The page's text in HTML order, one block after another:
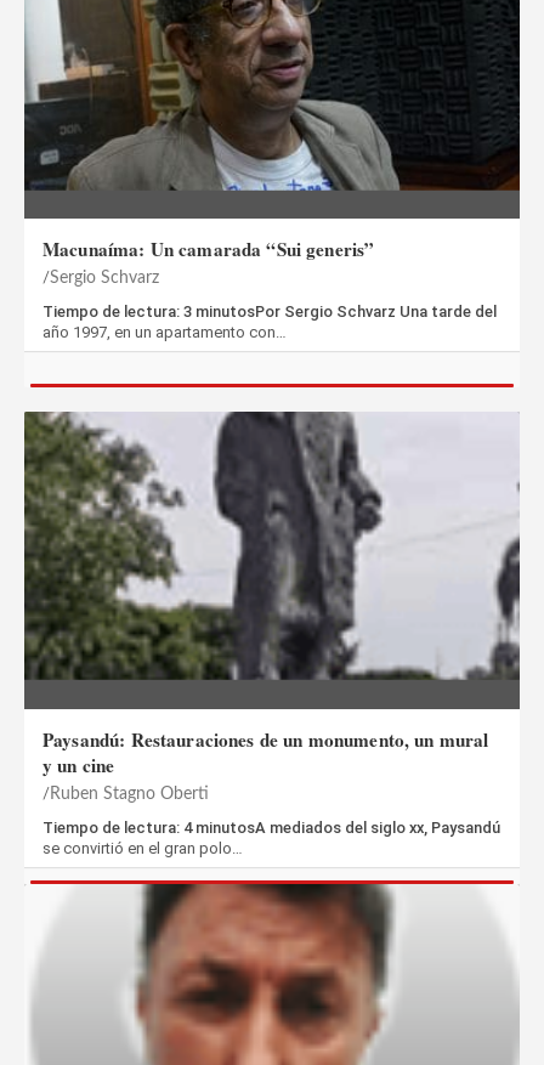
Macunaíma: Un camarada “Sui generis”
Sergio Schvarz
Tiempo de lectura: 3 minutosPor Sergio Schvarz Una tarde del
año 1997, en un apartamento con…
Paysandú: Restauraciones de un monumento, un mural
y un cine
Ruben Stagno Oberti
Tiempo de lectura: 4 minutosA mediados del siglo xx, Paysandú
se convirtió en el gran polo…